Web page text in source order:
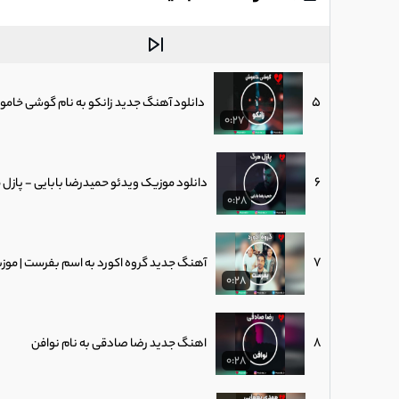
5
0:27
دانلود آهنگ جدید زانکو به نام گوشی
6
0:28
دانلود موزیک ویدئو حمیدرضا بابایی -
7
0:28
آهنگ جدید گروه اکورد به اسم بفرست |
8
0:28
اهنگ جدید رضا صادقی به نام نوافن